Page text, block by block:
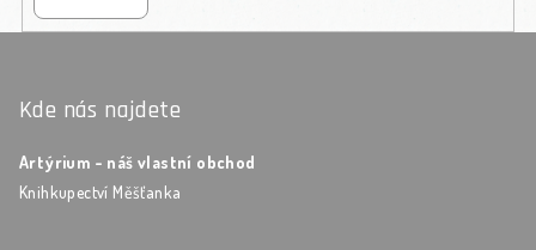
Kde nás najdete
Artýrium - náš vlastní obchod
Knihkupectví Měšťanka